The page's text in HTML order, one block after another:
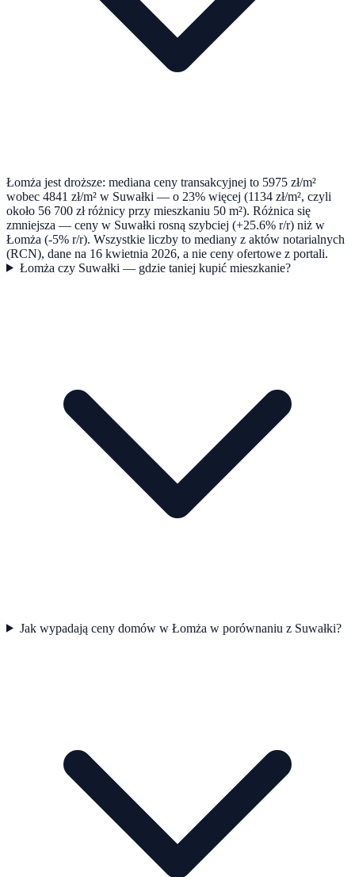
Łomża jest droższe: mediana ceny transakcyjnej to 5975 zł/m²
wobec 4841 zł/m² w Suwałki — o 23% więcej (1134 zł/m², czyli
około 56 700 zł różnicy przy mieszkaniu 50 m²). Różnica się
zmniejsza — ceny w Suwałki rosną szybciej (+25.6% r/r) niż w
Łomża (-5% r/r). Wszystkie liczby to mediany z aktów notarialnych
(RCN), dane na 16 kwietnia 2026, a nie ceny ofertowe z portali.
Łomża czy Suwałki — gdzie taniej kupić mieszkanie?
Jak wypadają ceny domów w Łomża w porównaniu z Suwałki?